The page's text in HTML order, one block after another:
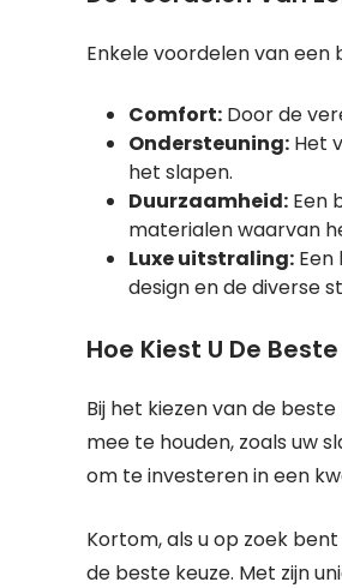
Enkele voordelen van een
Comfort: Door de
Ondersteuning: Het
het slapen.
Duurzaamheid: Een
materialen waarvan
Luxe uitstraling:
design en de diverse
Hoe Kiest U De
Bij het kiezen van de
mee te houden, zoals uw
om te investeren in een
Kortom, als u op zoek
de beste keuze. Met zijn